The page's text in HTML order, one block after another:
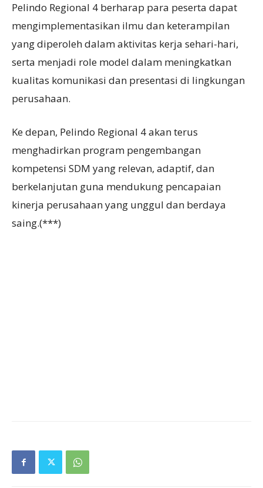
Pelindo Regional 4 berharap para peserta dapat
mengimplementasikan ilmu dan keterampilan
yang diperoleh dalam aktivitas kerja sehari-hari,
serta menjadi role model dalam meningkatkan
kualitas komunikasi dan presentasi di lingkungan
perusahaan.
Ke depan, Pelindo Regional 4 akan terus
menghadirkan program pengembangan
kompetensi SDM yang relevan, adaptif, dan
berkelanjutan guna mendukung pencapaian
kinerja perusahaan yang unggul dan berdaya
saing.(***)